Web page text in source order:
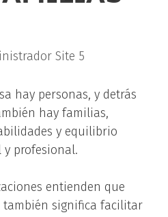
Site 5
hay personas, y detrás
hay familias,
y equilibrio
profesional.
entienden que
también significa facilitar